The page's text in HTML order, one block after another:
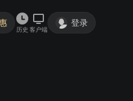
历史 客户端
登录